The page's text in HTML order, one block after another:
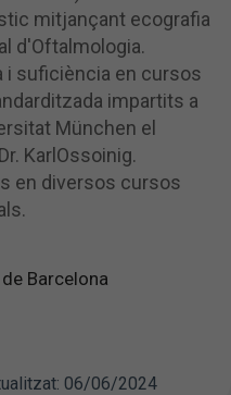
mitjançant ecografia
d'Oftalmologia.
suficiència en cursos
impartits a
München el
KarlOssoinig.
en diversos cursos
Barcelona
06/06/2024